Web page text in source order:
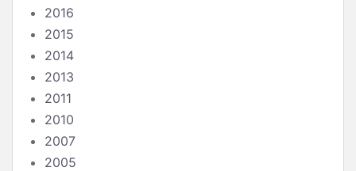
2016
2015
2014
2013
2011
2010
2007
2005